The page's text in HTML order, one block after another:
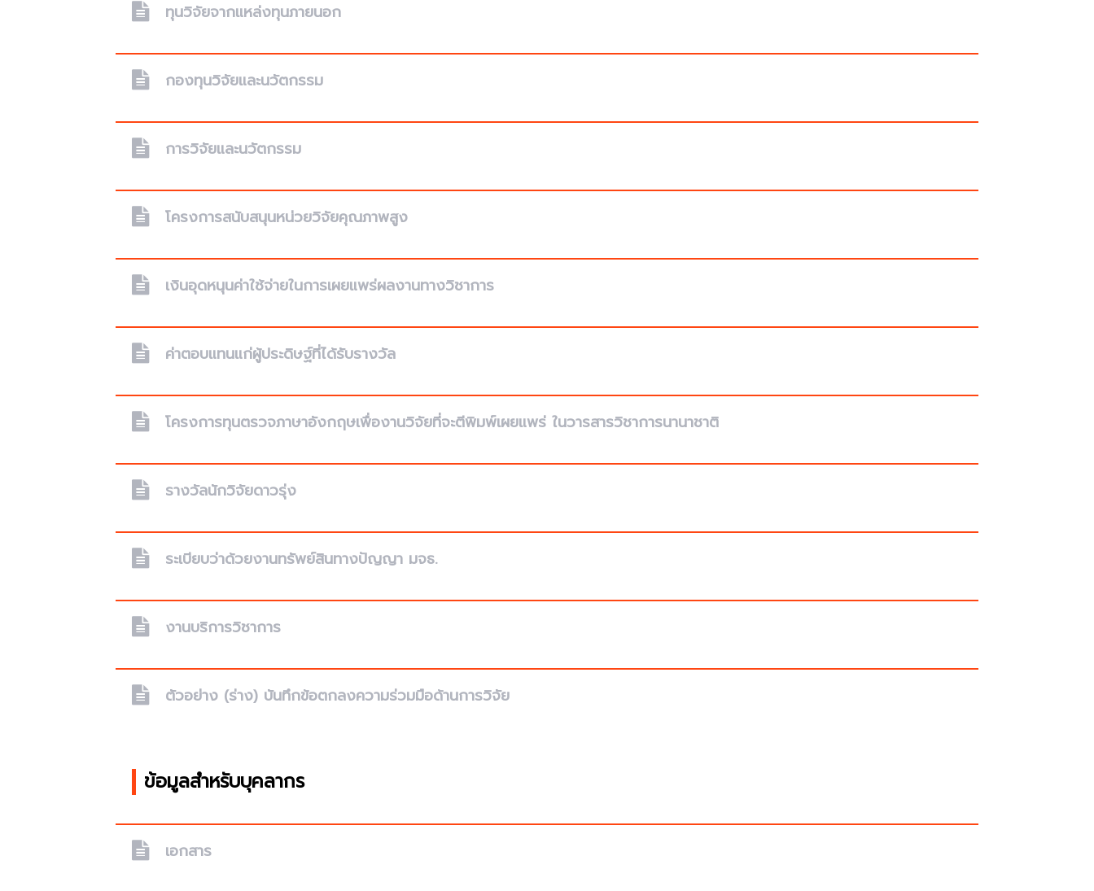
ทุนวิจัยจากแหล่งทุนภายนอก
กองทุนวิจัยและนวัตกรรม
การวิจัยและนวัตกรรม
โครงการสนับสนุนหน่วยวิจัยคุณภาพสูง
เงินอุดหนุนค่าใช้จ่ายในการเผยแพร่ผลงานทางวิชาการ
ค่าตอบแทนแก่ผู้ประดิษฐ์ที่ได้รับรางวัล
โครงการทุนตรวจภาษาอังกฤษเพื่องานวิจัยที่จะตีพิมพ์เผยแพร่ ในวารสารวิชาการนานาชาติ
รางวัลนักวิจัยดาวรุ่ง
ระเบียบว่าด้วยงานทรัพย์สินทางปัญญา มจธ.
งานบริการวิชาการ
ตัวอย่าง (ร่าง) บันทึกข้อตกลงความร่วมมือด้านการวิจัย
ข้อมูลสำหรับบุคลากร
เอกสาร